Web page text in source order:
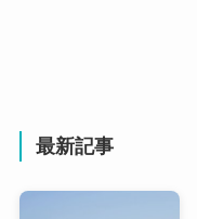
最新記事